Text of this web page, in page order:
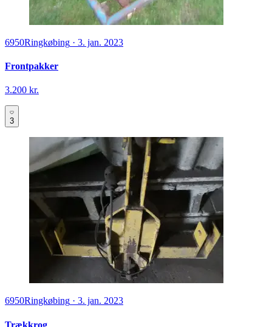
6950Ringkøbing · 3. jan. 2023
Frontpakker
3.200 kr.
3
6950Ringkøbing · 3. jan. 2023
Trækkrog